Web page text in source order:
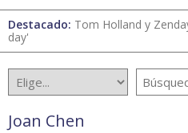
Destacado: Tom Holland y
day'
Joan Chen